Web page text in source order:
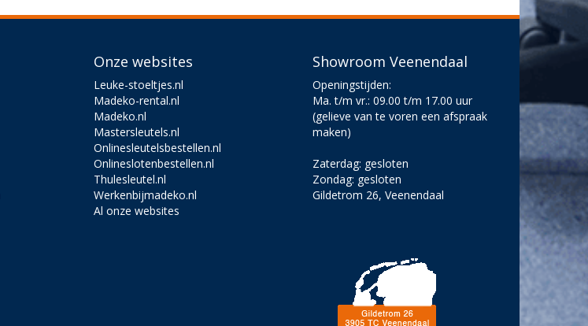
Onze websites
Leuke-stoeltjes.nl
Madeko-rental.nl
Madeko.nl
Mastersleutels.nl
Onlinesleutelsbestellen.nl
Onlineslotenbestellen.nl
Thulesleutel.nl
Werkenbijmadeko.nl
Al onze websites
Showroom Veenendaal
Openingstijden:
Ma. t/m vr.: 09.00 t/m 17.00 uur
(gelieve van te voren een afspraak
maken)
Zaterdag: gesloten
Zondag: gesloten
Gildetrom 26, Veenendaal